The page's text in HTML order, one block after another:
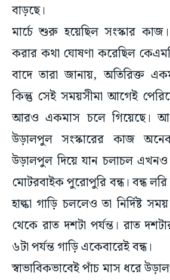
বাড়ছে।
মার্চে শুরু হয়েছিল সংস্কার
করার কথা ঘোষণা করেছিল
বাদে তারা জানায়, অতিরিক্ত
কিন্তু সেই সময়সীমা আগেই
আরও একমাস চলে গিয়েছে।
উড়ালপুল সংস্কারের কাজ
উড়ালপুল দিয়ে যান চলাচল এখনও
মোটরবাইক পুরোপুরি বন্ধ। বন্ধ
হাল্কা গাড়ি চললেও তা নির্দিষ্ট
থেকে রাত দশটা পর্যন্ত। রাত
৬টা পর্যন্ত গাড়ি একেবারেই বন্ধ।
স্বাভাবিকভাবেই পাঁচ মাস ধরে